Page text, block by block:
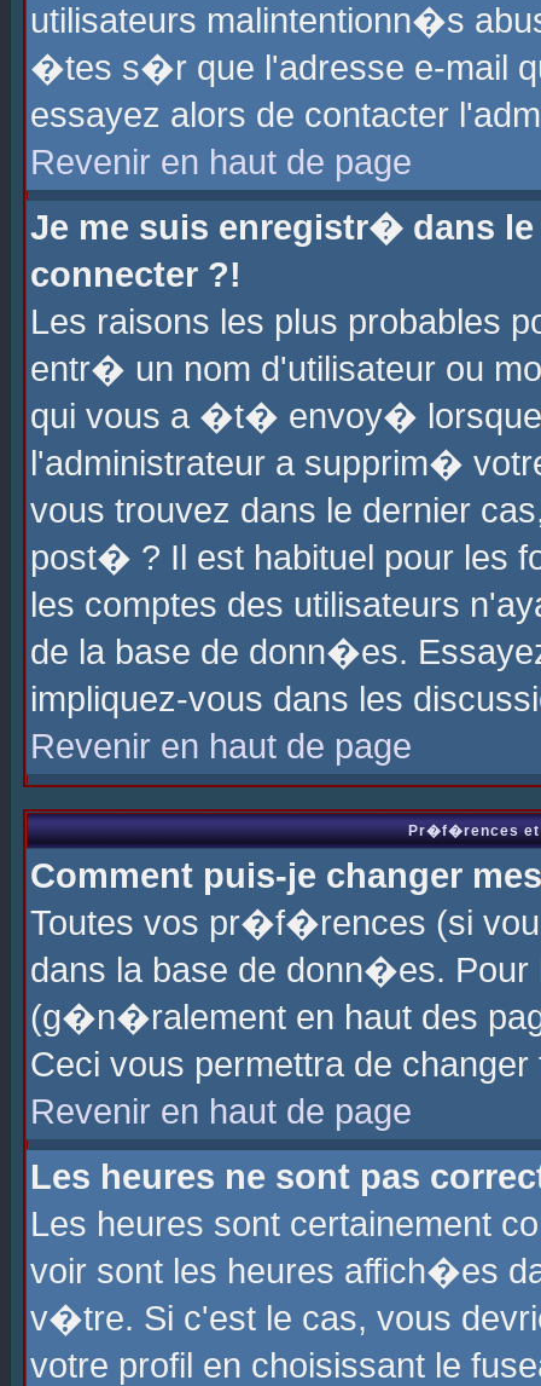
utilisateurs malintentionn�s
�tes s�r que l'adresse e-mail
essayez alors de contacter
Revenir en haut de page
Je me suis enregistr� dans
connecter ?!
Les raisons les plus probables
entr� un nom d'utilisateur ou
qui vous a �t� envoy�
l'administrateur a supprim�
vous trouvez dans le dernier
post� ? Il est habituel pour les
les comptes des utilisateurs
de la base de donn�es.
impliquez-vous dans les
Revenir en haut de page
Pr�f�rences et
Comment puis-je changer
Toutes vos pr�f�rences (si
dans la base de donn�es.
(g�n�ralement en haut des
Ceci vous permettra de
Revenir en haut de page
Les heures ne sont pas
Les heures sont certainement
voir sont les heures affich�es
v�tre. Si c'est le cas, vous
votre profil en choisissant le